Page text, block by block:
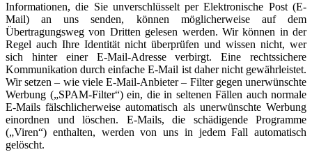
Informationen, die Sie unverschlüsselt per Elektronische Post (E-
Mail) an uns senden, können möglicherweise auf dem
Übertragungsweg von Dritten gelesen werden. Wir können in der
Regel auch Ihre Identität nicht überprüfen und wissen nicht, wer
sich hinter einer E-Mail-Adresse verbirgt. Eine rechtssichere
Kommunikation durch einfache E-Mail ist daher nicht gewährleistet.
Wir setzen – wie viele E-Mail-Anbieter – Filter gegen unerwünschte
Werbung („SPAM-Filter“) ein, die in seltenen Fällen auch normale
E-Mails fälschlicherweise automatisch als unerwünschte Werbung
einordnen und löschen. E-Mails, die schädigende Programme
(„Viren“) enthalten, werden von uns in jedem Fall automatisch
gelöscht.